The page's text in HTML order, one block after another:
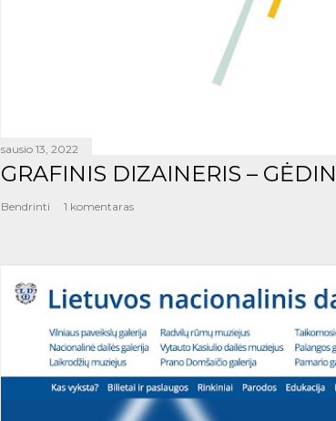
sausio 13, 2022
GRAFINIS DIZAINERIS –
Bendrinti 1 komentaras